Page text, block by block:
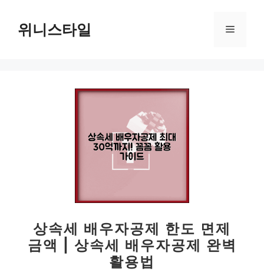
위니스타일 메
상속세 배우자공제 한도 면제
금액 | 상속세 배우자공제 완벽
활용법